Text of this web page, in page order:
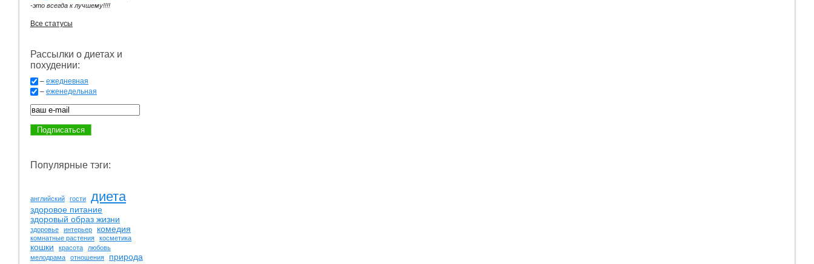
-это всегда к лучшему!!!!
Все статусы
Рассылки о диетах и
похудении:
– ежедневная
– еженедельная
Популярные тэги:
английский гости диета
здоровое питание
здоровый образ жизни
здоровье интерьер комедия
комнатные растения косметика
кошки красота
любовь
мелодрама
отношения природа